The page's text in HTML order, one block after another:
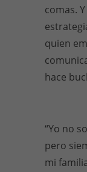
comas.
quien
hace
“Yo no
pero
mi